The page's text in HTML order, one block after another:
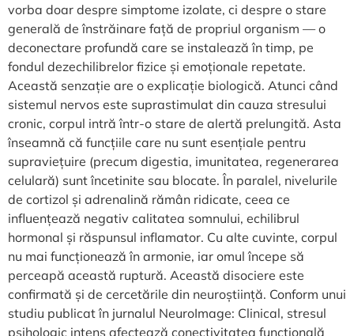
vorba doar despre simptome izolate, ci despre o stare
generală de înstrăinare față de propriul organism — o
deconectare profundă care se instalează în timp, pe
fondul dezechilibrelor fizice și emoționale repetate.
Această senzație are o explicație biologică. Atunci când
sistemul nervos este suprastimulat din cauza stresului
cronic, corpul intră într-o stare de alertă prelungită. Asta
înseamnă că funcțiile care nu sunt esențiale pentru
supraviețuire (precum digestia, imunitatea, regenerarea
celulară) sunt încetinite sau blocate. În paralel, nivelurile
de cortizol și adrenalină rămân ridicate, ceea ce
influențează negativ calitatea somnului, echilibrul
hormonal și răspunsul inflamator. Cu alte cuvinte, corpul
nu mai funcționează în armonie, iar omul începe să
perceapă această ruptură. Această disociere este
confirmată și de cercetările din neuroștiință. Conform unui
studiu publicat în jurnalul NeuroImage: Clinical, stresul
psihologic intens afectează conectivitatea funcțională